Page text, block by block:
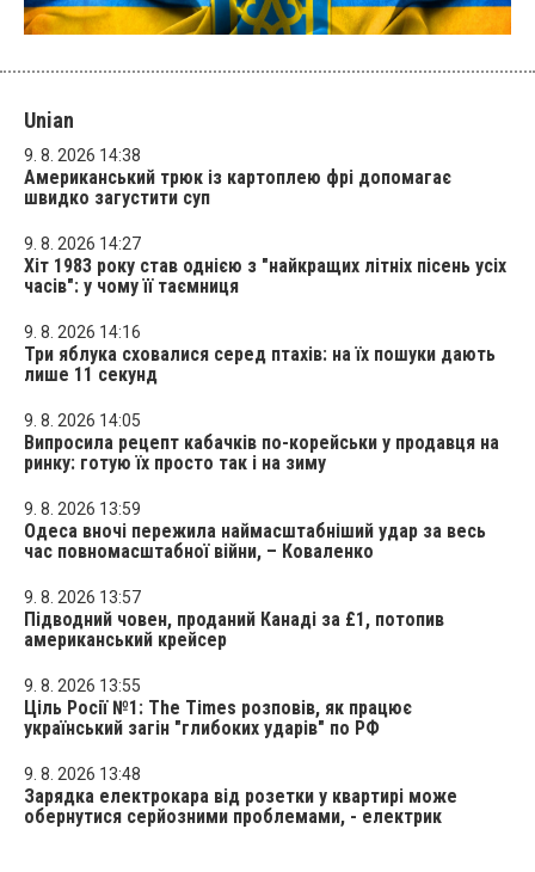
Unian
9. 8. 2026 14:38
Американський трюк із картоплею фрі допомагає
швидко загустити суп
9. 8. 2026 14:27
Хіт 1983 року став однією з "найкращих літніх пісень усіх
часів": у чому її таємниця
9. 8. 2026 14:16
Три яблука сховалися серед птахів: на їх пошуки дають
лише 11 секунд
9. 8. 2026 14:05
Випросила рецепт кабачків по-корейськи у продавця на
ринку: готую їх просто так і на зиму
9. 8. 2026 13:59
Одеса вночі пережила наймасштабніший удар за весь
час повномасштабної війни, – Коваленко
9. 8. 2026 13:57
Підводний човен, проданий Канаді за £1, потопив
американський крейсер
9. 8. 2026 13:55
Ціль Росії №1: The Times розповів, як працює
український загін "глибоких ударів" по РФ
9. 8. 2026 13:48
Зарядка електрокара від розетки у квартирі може
обернутися серйозними проблемами, - електрик